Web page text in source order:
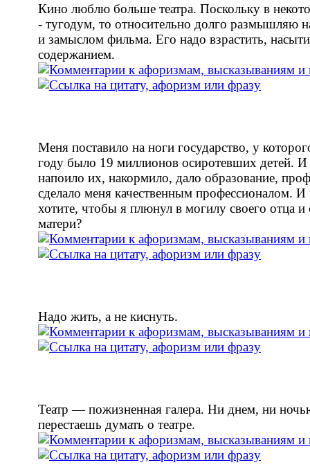
Кино люблю больше театра. Поскольку в
- тугодум, то относительно долго размышляю
и замыслом фильма. Его надо взрастить,
содержанием.
Меня поставило на ноги государство, у
году было 19 миллионов осиротевших детей.
напоило их, накормило, дало образование,
сделало меня качественным профессионалом.
хотите, чтобы я плюнул в могилу своего отца и
матери?
Надо жить, а не киснуть.
Театр — пожизненная галера. Ни днем, ни
перестаешь думать о театре.